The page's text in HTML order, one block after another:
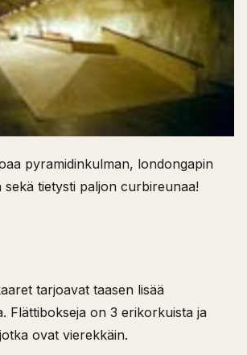
pyramidinkulman, londongapin
sekä tietysti paljon curbireunaa!
tarjoavat taasen lisää
Flättibokseja on 3 erikorkuista ja
ovat vierekkäin.